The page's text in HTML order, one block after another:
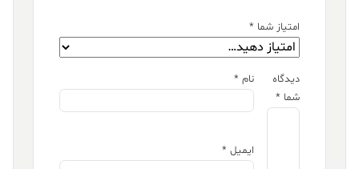
امتیاز شما *
دیدگاه
شما *
نام *
ایمیل *